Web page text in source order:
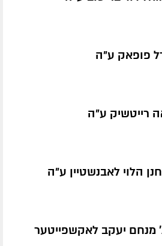
פופאק ע״ה
רייטשיק ע״ה
הלוי לאבנשטיין ע״ה
מנחם יעקב לאקשפייטער